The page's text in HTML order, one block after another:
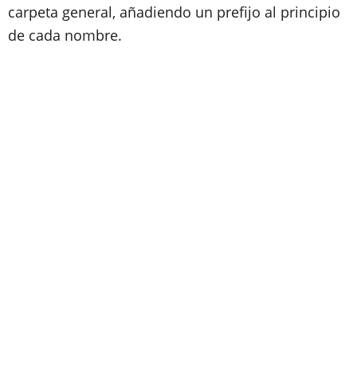
carpeta general, añadiendo un prefijo al principio
de cada nombre.